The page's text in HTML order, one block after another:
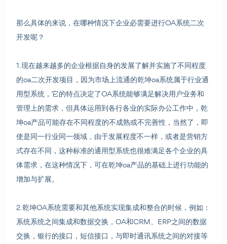
那么具体的来说，在哪种情况下企业必需要进行OA系统二次
开发呢？
1.现在越来越多的企业根据自身的发展了解并实施了不同程度
的oa二次开发项目，因为市场上流通的乾坤oa系统属于行业通
用型系统，它的特点决定了OA系统能够满足解决用户业务和
管理上的需求，但具体运用到各行各业的实际办公工作中，乾
坤oa产品可能存在不同程度的不成熟或不完善性，当然了，即
使是同一行业同一领域，由于发展程度不一样，或者是营销方
式存在不同，这种标准的通用型系统也很难满足各个企业的具
体需求，在这种情况下，可在乾坤oa产品的基础上进行功能的
增加与扩展。
2.乾坤OA系统需要和其他系统实现集成和整合的时候，例如：
系统系统之间集成和数据交换，OA和CRM、ERP之间的数据
交换，银行的接口，短信接口，与即时通讯系统之间的对接等